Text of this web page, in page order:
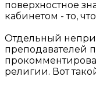
поверхностное
кабинетом - то,
Отдельный
преподавателей
религии. Вот